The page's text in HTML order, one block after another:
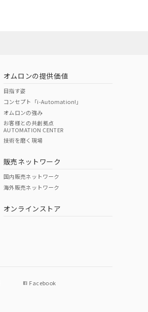
O
オムロンの提供価値
目指す姿
コンセプト「i-Automation!」
オムロンの強み
お客様との共創拠点
AUTOMATION CENTER
技術を磨く現場
販売ネットワーク
国内販売ネットワーク
海外販売ネットワーク
オンラインストア
Facebook